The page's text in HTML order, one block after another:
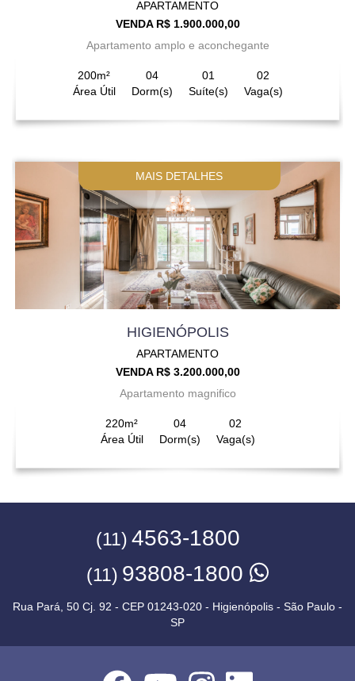
APARTAMENTO
VENDA R$ 1.900.000,00
Apartamento amplo e aconchegante
200m²
Área Útil
04
Dorm(s)
01
Suíte(s)
02
Vaga(s)
MAIS DETALHES
HIGIENÓPOLIS
APARTAMENTO
VENDA R$ 3.200.000,00
Apartamento magnifico
220m²
Área Útil
04
Dorm(s)
02
Vaga(s)
(11) 4563-1800
(11) 93808-1800
Rua Pará, 50 Cj. 92 - CEP 01243-020 - Higienópolis - São Paulo -
SP